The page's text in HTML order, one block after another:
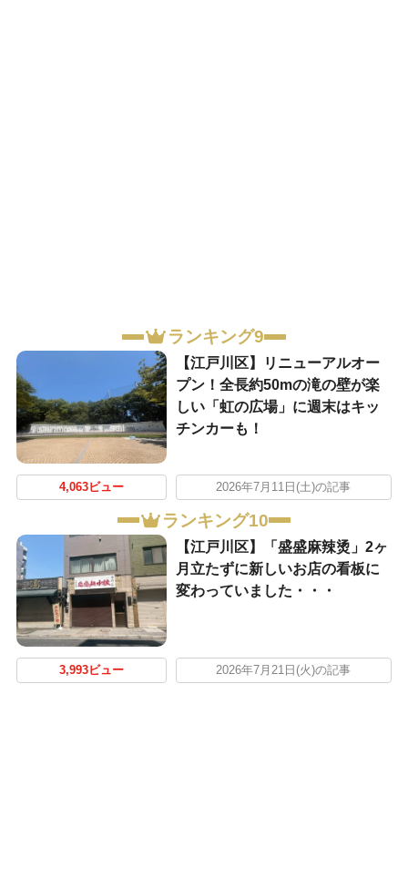
ランキング9
【江戸川区】リニューアルオー
プン！全長約50mの滝の壁が楽
しい「虹の広場」に週末はキッ
チンカーも！
4,063ビュー 2026年7月11日(土)の記事
ランキング10
【江戸川区】「盛盛麻辣烫」2ヶ
月立たずに新しいお店の看板に
変わっていました・・・
3,993ビュー 2026年7月21日(火)の記事